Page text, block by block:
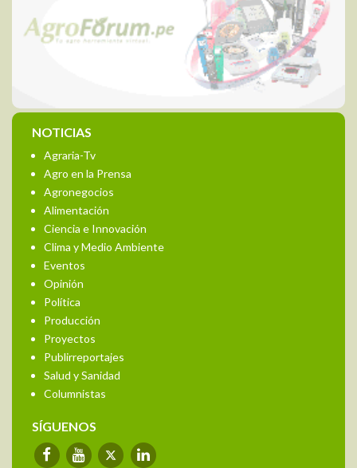
NOTICIAS
Agraria-Tv
Agro en la Prensa
Agronegocios
Alimentación
Ciencia e Innovación
Clima y Medio Ambiente
Eventos
Opinión
Política
Producción
Proyectos
Publirreportajes
Salud y Sanidad
Columnistas
SÍGUENOS